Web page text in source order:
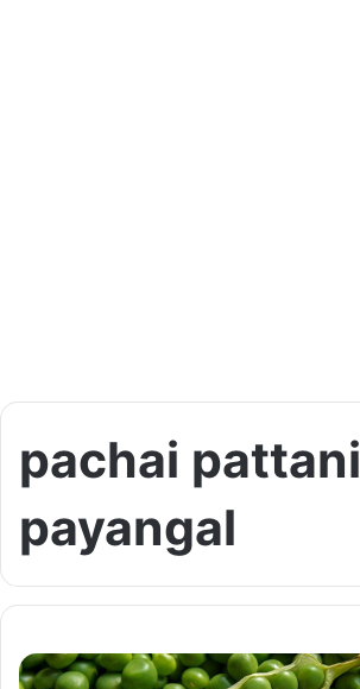
pachai pattani
payangal